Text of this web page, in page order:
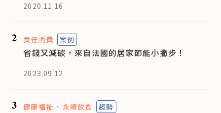
2020.11.16
2 責任消費 案例
省錢又減碳，來自法國的居家節能小撇步！
2023.09.12
3 健康福祉 永續飲食 趨勢